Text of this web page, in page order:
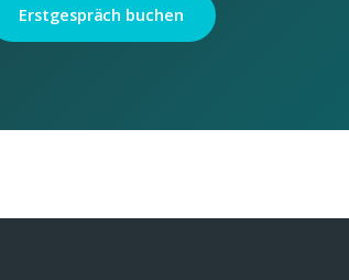
Erstgespräch buchen